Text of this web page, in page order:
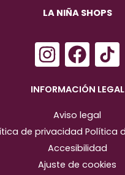
LA NIÑA SHOPS
I
n
s
a
g
r
F
a
c
e
b
o
o
INFORMACIÓN LEGAL
Aviso legal
de privacidad Política
Accesibilidad
Ajuste de cookies